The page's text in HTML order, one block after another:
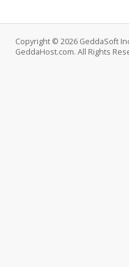
Copyright © 2026 GeddaSoft
GeddaHost.com. All Rights